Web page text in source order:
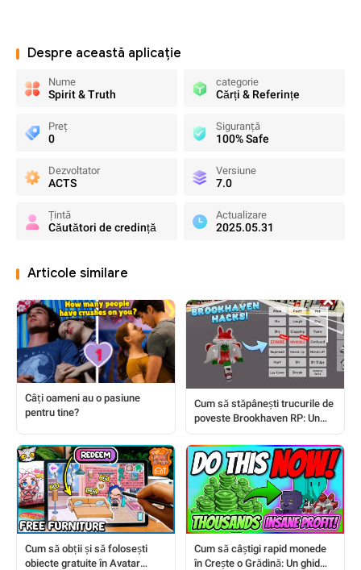
Despre această aplicație
Nume
Spirit & Truth
categorie
Cărți & Referințe
Preț
0
Siguranță
100% Safe
Dezvoltator
ACTS
Versiune
7.0
Țintă
Căutători de credință
Actualizare
2025.05.31
Articole similare
Câți oameni au o pasiune
pentru tine?
Cum să stăpânești trucurile de
poveste Brookhaven RP: Un
Cum să obții și să folosești
obiecte gratuite în Avatar
Cum să câștigi rapid monede
în Crește o Grădină: Un ghid